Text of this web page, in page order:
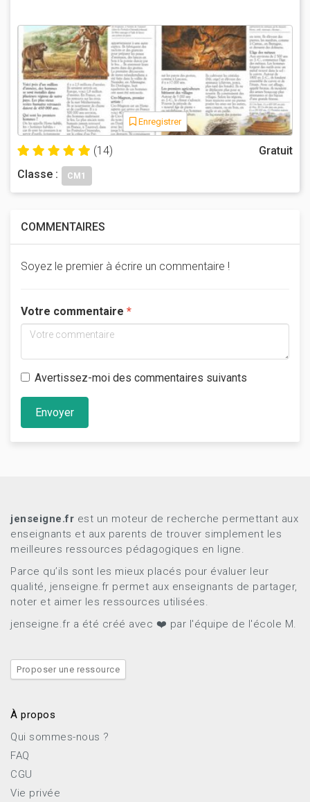
Enregistrer
(14)
Gratuit
Classe :
CM1
COMMENTAIRES
Soyez le premier à écrire un commentaire !
Votre commentaire
Avertissez-moi des commentaires suivants
Envoyer
jenseigne.fr est un moteur de recherche permettant aux
enseignants et aux parents de trouver simplement les
meilleures ressources pédagogiques en ligne.
Parce qu’ils sont les mieux placés pour évaluer leur
qualité, jenseigne.fr permet aux enseignants de partager,
noter et aimer les ressources utilisées.
jenseigne.fr a été créé avec ❤️ par l'équipe de l'école M.
Proposer une ressource
À propos
Qui sommes-nous ?
FAQ
CGU
Vie privée